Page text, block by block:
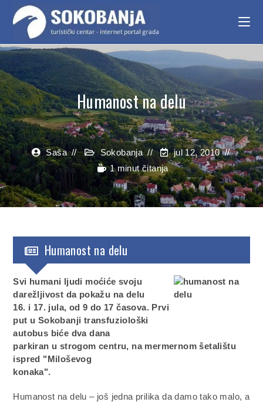
Humanost na delu
Saša Sokobanja
jul 12, 2010
1 minut čitanja
Humanost na delu
Svi humani ljudi moćiće svoju
darežljivost da pokažu na delu
16. i 17. jula, od 9 do 17 časova. Prvi
put u Sokobanji transfuziološki
autobus biće dva dana
parkiran u strogom centru, na mermernom šetalištu
ispred "Miloševog
konaka".
Humanost na delu – još jedna prilika da damo tako malo, a